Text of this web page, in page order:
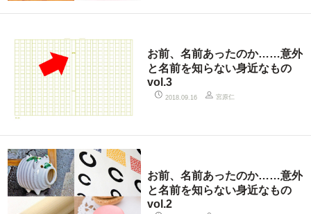
お前、名前あったのか……意外
と名前を知らない身近なもの
vol.3
2018.09.16 宮原仁
お前、名前あったのか……意外
と名前を知らない身近なもの
vol.2